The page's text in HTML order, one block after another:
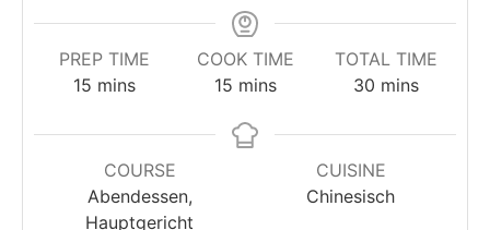
PREP TIME
15minutes
mins
COOK TIME
15minutes
mins
TOTAL TIME
30minutes
mins
COURSE
Abendessen,
Hauptgericht
CUISINE
Chinesisch